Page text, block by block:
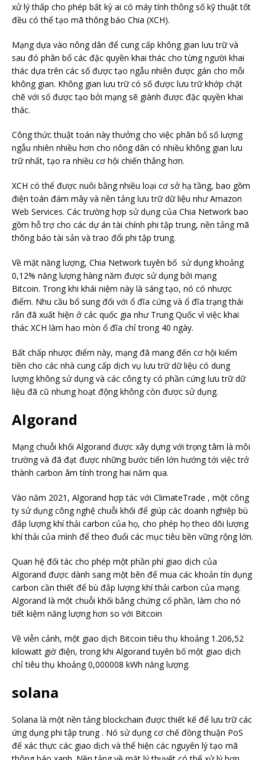
xử lý thấp cho phép bất kỳ ai có máy tính thông số kỹ thuật tốt
đều có thể tạo mã thông báo Chia (XCH).
Mạng dựa vào nông dân để cung cấp không gian lưu trữ và
sau đó phân bổ các đặc quyền khai thác cho từng người khai
thác dựa trên các số được tạo ngẫu nhiên được gán cho mỗi
không gian. Không gian lưu trữ có số được lưu trữ khớp chặt
chẽ với số được tạo bởi mạng sẽ giành được đặc quyền khai
thác.
Công thức thuật toán này thưởng cho việc phân bổ số lượng
ngẫu nhiên nhiều hơn cho nông dân có nhiều không gian lưu
trữ nhất, tạo ra nhiều cơ hội chiến thắng hơn.
XCH có thể được nuôi bằng nhiều loại cơ sở hạ tầng, bao gồm
điện toán đám mây và nền tảng lưu trữ dữ liệu như Amazon
Web Services. Các trường hợp sử dụng của Chia Network bao
gồm hỗ trợ cho các dự án tài chính phi tập trung, nền tảng mã
thông báo tài sản và trao đổi phi tập trung.
Về mặt năng lượng, Chia Network tuyên bố sử dụng khoảng
0,12% năng lượng hàng năm được sử dụng bởi mạng
Bitcoin. Trong khi khái niệm này là sáng tạo, nó có nhược
điểm. Nhu cầu bổ sung đối với ổ đĩa cứng và ổ đĩa trạng thái
rắn đã xuất hiện ở các quốc gia như Trung Quốc vì việc khai
thác XCH làm hao mòn ổ đĩa chỉ trong 40 ngày.
Bất chấp nhược điểm này, mạng đã mang đến cơ hội kiếm
tiền cho các nhà cung cấp dịch vụ lưu trữ dữ liệu có dung
lượng không sử dụng và các công ty có phần cứng lưu trữ dữ
liệu đã cũ nhưng hoạt động không còn được sử dụng.
Algorand
Mạng chuỗi khối Algorand được xây dựng với trọng tâm là môi
trường và đã đạt được những bước tiến lớn hướng tới việc trở
thành carbon âm tính trong hai năm qua.
Vào năm 2021, Algorand hợp tác với ClimateTrade , một công
ty sử dụng công nghệ chuỗi khối để giúp các doanh nghiệp bù
đắp lượng khí thải carbon của họ, cho phép họ theo dõi lượng
khí thải của mình để theo đuổi các mục tiêu bền vững rộng lớn.
Quan hệ đối tác cho phép một phần phí giao dịch của
Algorand được dành sang một bên để mua các khoản tín dụng
carbon cần thiết để bù đắp lượng khí thải carbon của mạng.
Algorand là một chuỗi khối bằng chứng cổ phần, làm cho nó
tiết kiệm năng lượng hơn so với Bitcoin
Về viễn cảnh, một giao dịch Bitcoin tiêu thụ khoảng 1.206,52
kilowatt giờ điện, trong khi Algorand tuyên bố một giao dịch
chỉ tiêu thụ khoảng 0,000008 kWh năng lượng.
solana
Solana là một nền tảng blockchain được thiết kế để lưu trữ các
ứng dụng phi tập trung . Nó sử dụng cơ chế đồng thuận PoS
để xác thực các giao dịch và thể hiện các nguyên lý tạo mã